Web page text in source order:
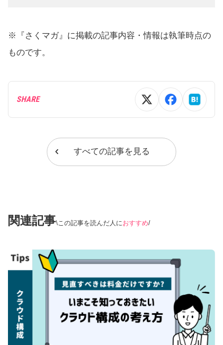
※『さくマガ』に掲載の記事内容・情報は執筆時点の
ものです。
SHARE
すべての記事を見る
関連記事 この記事を読んだ人に おすすめ